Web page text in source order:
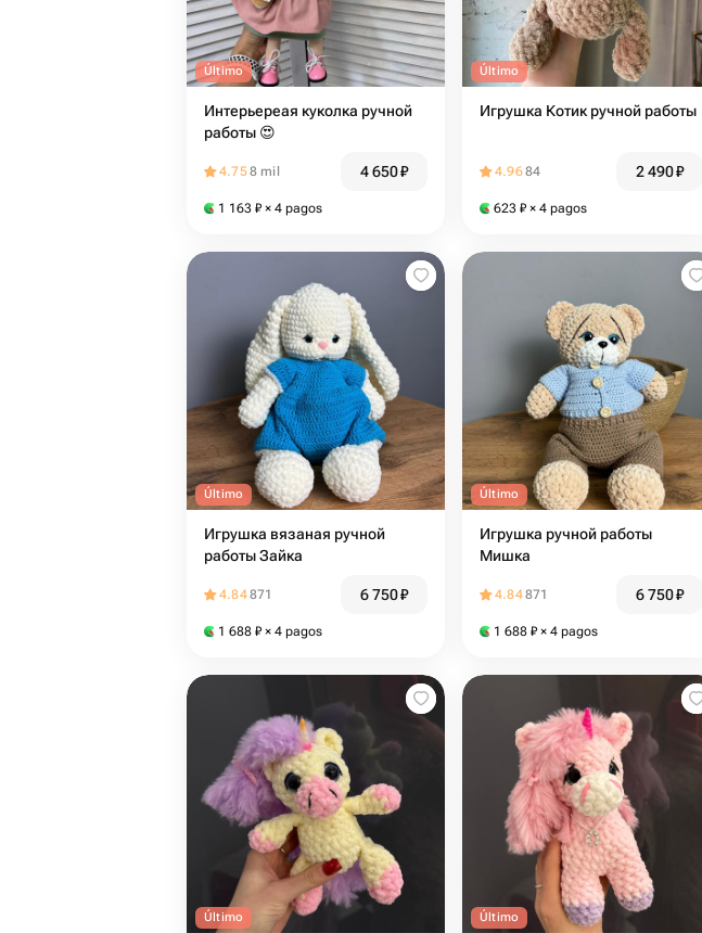
Último
Интерьереая куколка ручной
работы ️😍
4.758 mil 4 650₽
1 163 ₽ × 4 pagos
Último
Игрушка Котик ручной работы
4.9684 2 490₽
623 ₽ × 4 pagos
Último
Игрушка вязаная ручной
работы Зайка
4.84871 6 750₽
1 688 ₽ × 4 pagos
Último
Игрушка ручной работы
Мишка
4.84871 6 750₽
1 688 ₽ × 4 pagos
Último Último